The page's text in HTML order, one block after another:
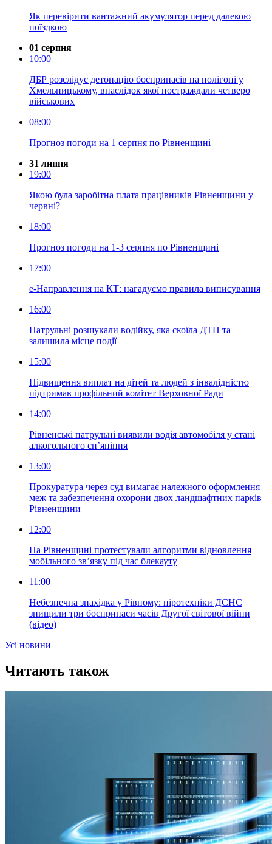
Як перевірити вантажний акумулятор перед далекою
поїздкою
01 серпня
10:00
ДБР розслідує детонацію боєприпасів на полігоні у
Хмельницькому, внаслідок якої постраждали четверо
військових
08:00
Прогноз погоди на 1 серпня по Рівненщині
31 липня
19:00
Якою була заробітна плата працівників Рівненщини у
червні?
18:00
Прогноз погоди на 1-3 серпня по Рівненщині
17:00
е-Направлення на КТ: нагадуємо правила виписування
16:00
Патрульні розшукали водійку, яка скоїла ДТП та
залишила місце події
15:00
Підвищення виплат на дітей та людей з інвалідністю
підтримав профільний комітет Верховної Ради
14:00
Рівненські патрульні виявили водія автомобіля у стані
алкогольного сп’яніння
13:00
Прокуратура через суд вимагає належного оформлення
меж та забезпечення охорони двох ландшафтних парків
Рівненщини
12:00
На Рівненщині протестували алгоритми відновлення
мобільного зв’язку під час блекауту
11:00
Небезпечна знахідка у Рівному: піротехніки ДСНС
знищили три боєприпаси часів Другої світової війни
(відео)
Усi новини
Читають також